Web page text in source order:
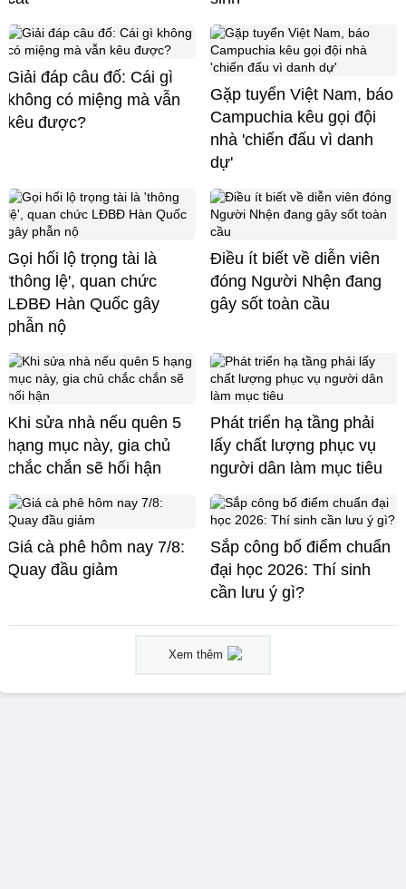
Giải đáp câu đố: Cái gì
không có miệng mà vẫn
kêu được?
Gặp tuyển Việt Nam, báo
Campuchia kêu gọi đội
nhà 'chiến đấu vì danh
dự'
Gọi hối lộ trọng tài là
'thông lệ', quan chức
LĐBĐ Hàn Quốc gây
phẫn nộ
Điều ít biết về diễn viên
đóng Người Nhện đang
gây sốt toàn cầu
Khi sửa nhà nếu quên 5
hạng mục này, gia chủ
chắc chắn sẽ hối hận
Phát triển hạ tầng phải
lấy chất lượng phục vụ
người dân làm mục tiêu
Giá cà phê hôm nay 7/8:
Quay đầu giảm
Sắp công bố điểm chuẩn
đại học 2026: Thí sinh
cần lưu ý gì?
Xem thêm